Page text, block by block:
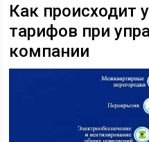
Как происходит
тарифов при
компании